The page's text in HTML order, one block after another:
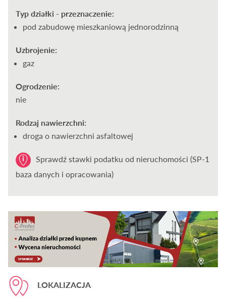
Typ działki - przeznaczenie:
pod zabudowę mieszkaniową jednorodzinną
Uzbrojenie:
gaz
Ogrodzenie:
nie
Rodzaj nawierzchni:
droga o nawierzchni asfaltowej
Sprawdź stawki podatku od nieruchomości (SP-1
baza danych i opracowania)
LOKALIZACJA